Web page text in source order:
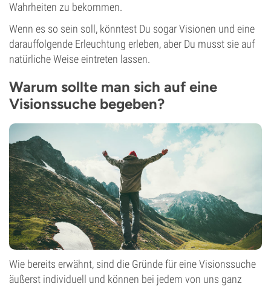
Wahrheiten zu bekommen.
Wenn es so sein soll, könntest Du sogar Visionen und eine
darauffolgende Erleuchtung erleben, aber Du musst sie auf
natürliche Weise eintreten lassen.
Warum sollte man sich auf eine
Visionssuche begeben?
Wie bereits erwähnt, sind die Gründe für eine Visionssuche
äußerst individuell und können bei jedem von uns ganz